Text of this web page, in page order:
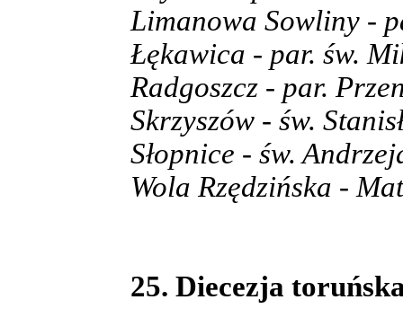
Limanowa Sowliny -
Łękawica - par. św.
Radgoszcz - par.
Skrzyszów - św.
Słopnice - św.
Wola Rzędzińska -
25. Diecezja